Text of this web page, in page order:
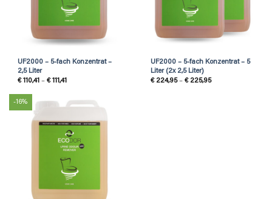
UF2000 – 5-fach Konzentrat –
2,5 Liter
€110,41 – €111,41
through
€ 111,41
UF2000 – 5-fach Konzentrat – 5
Liter (2x 2,5 Liter)
€224,95 – €225,95Price
-16%